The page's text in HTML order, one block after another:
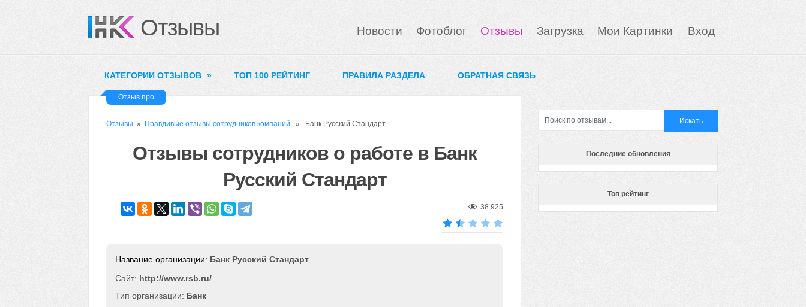
Отзывы Новости Фотоблог Отзывы Загрузка Мои Картинки Вход
КАТЕГОРИИ ОТЗЫВОВ » ТОП 100 РЕЙТИНГ ПРАВИЛА РАЗДЕЛА ОБРАТНАЯ СВЯЗЬ
Отзыв про
Отзывы » Правдивые отзывы сотрудников компаний » Банк Русский Стандарт
Отзывы сотрудников о работе в Банк
Русский Стандарт
38 925
Банк Русский Стандарт
Сайт: http://www.rsb.ru/
Банк
Последние обновления
Топ рейтинг